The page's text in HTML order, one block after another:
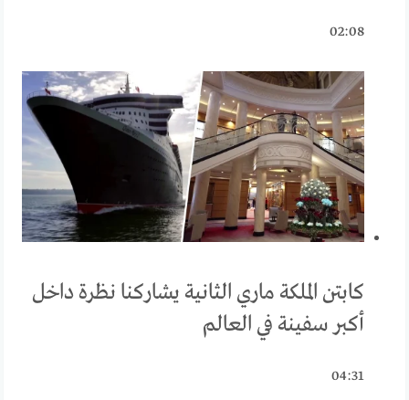
02:08
كابتن الملكة ماري الثانية يشاركنا نظرة داخل
أكبر سفينة في العالم
04:31